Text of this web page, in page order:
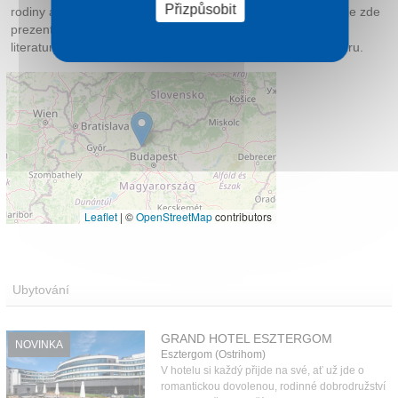
rodiny a patří mezi zakladatele maďarské poezie. Jeho dílo je zde
prezentováno v širším kulturním kontextu, včetně ukázek
literatury, historických souvislostí a vlivu na maďarskou kulturu.
Leaflet | ©OpenStreetMapcontributors
Ubytování
NOVINKA GRAND HOTEL ESZTERGOM
Esztergom (Ostrihom)
V hotelu si každý přijde na své, ať už jde o
romantickou dovolenou, rodinné dobrodružství
Přizpůsobit